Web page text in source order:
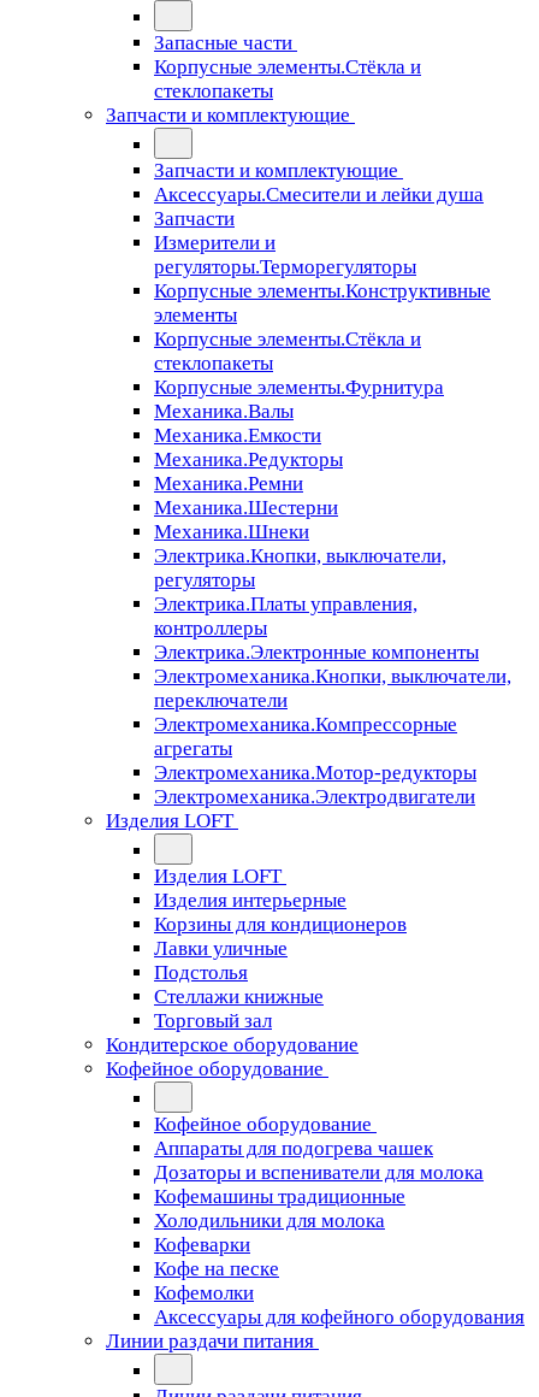
Запасные части
Корпусные элементы.Стёкла и
стеклопакеты
Запчасти и комплектующие
Запчасти и комплектующие
Аксессуары.Смесители и лейки душа
Запчасти
Измерители и
регуляторы.Терморегуляторы
Корпусные элементы.Конструктивные
элементы
Корпусные элементы.Стёкла и
стеклопакеты
Корпусные элементы.Фурнитура
Механика.Валы
Механика.Емкости
Механика.Редукторы
Механика.Ремни
Механика.Шестерни
Механика.Шнеки
Электрика.Кнопки, выключатели,
регуляторы
Электрика.Платы управления,
контроллеры
Электрика.Электронные компоненты
Электромеханика.Кнопки, выключатели,
переключатели
Электромеханика.Компрессорные
агрегаты
Электромеханика.Мотор-редукторы
Электромеханика.Электродвигатели
Изделия LOFT
Изделия LOFT
Изделия интерьерные
Корзины для кондиционеров
Лавки уличные
Подстолья
Стеллажи книжные
Торговый зал
Кондитерское оборудование
Кофейное оборудование
Кофейное оборудование
Аппараты для подогрева чашек
Дозаторы и вспениватели для молока
Кофемашины традиционные
Холодильники для молока
Кофеварки
Кофе на песке
Кофемолки
Аксессуары для кофейного оборудования
Линии раздачи питания